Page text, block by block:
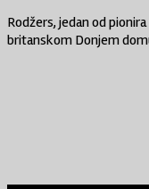
Rodžers, jedan od
britanskom Donjem